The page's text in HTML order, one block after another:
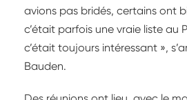
avions pas bridés, certains ont
c’était parfois une vraie liste au
c’était toujours intéressant »,
Bauden.